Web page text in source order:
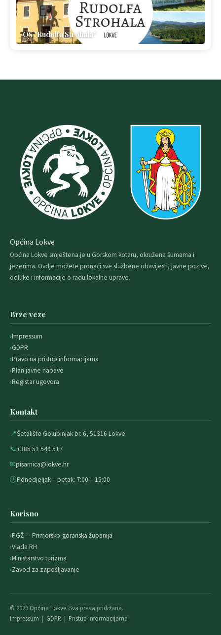
OŠ "Rudolfa Strohala"
Općina Lokve
Općina Lokve smještena je u Gorskom kotaru, okružena šumama i
jezerima. Ovdje možete pronaći sve službene obavijesti, javne pozive,
odluke i informacije o radu lokalne uprave.
Brze veze
Impressum
GDPR
Pravo na pristup informacijama
Plan javne nabave
Registar ugovora
Kontakt
📍Šetalište Golubinjak br. 6, 51316 Lokve
📞+385 51 549 517
✉pisarnica@lokve.hr
🕐Ponedjeljak – petak: 7:00 – 15:00
Korisno
PGŽ — Primorsko-goranska županija
Vlada RH
Ministarstvo turizma
Zavod za zapošljavanje
© 2026 Općina Lokve. Sva prava pridržana.
Impressum | GDPR | Pristup informacijama